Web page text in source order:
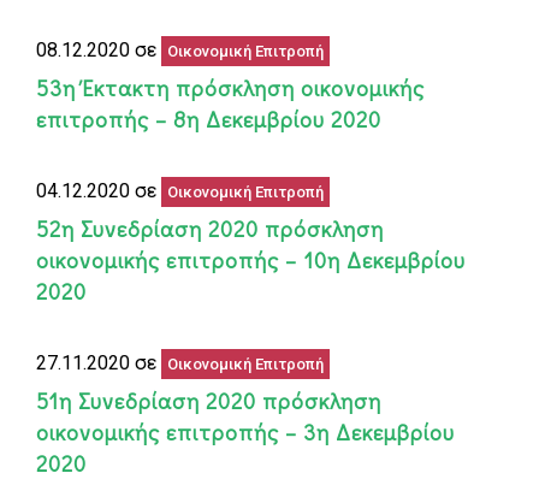
08.12.2020 σε Οικονομική Επιτροπή
53η Έκτακτη πρόσκληση οικονομικής
επιτροπής – 8η Δεκεμβρίου 2020
04.12.2020 σε Οικονομική Επιτροπή
52η Συνεδρίαση 2020 πρόσκληση
οικονομικής επιτροπής – 10η Δεκεμβρίου
2020
27.11.2020 σε Οικονομική Επιτροπή
51η Συνεδρίαση 2020 πρόσκληση
οικονομικής επιτροπής – 3η Δεκεμβρίου
2020